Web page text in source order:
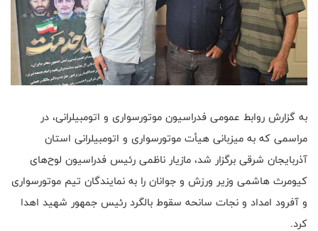
به گزارش روابط عمومی فدراسیون موتورسواری و اتومبیلرانی، در
مراسمی که به میزبانی هیأت موتورسواری و اتومبیلرانی استان
آذربایجان شرقی برگزار شد، مازیار ناظمی رئیس فدراسیون لوح‌های
کیومرث هاشمی وزیر ورزش و جوانان را به نمایندگان تیم موتورسواری
و آفرود امداد و نجات سانحه سقوط بالگرد رئیس جمهور شهید اهدا
کرد.